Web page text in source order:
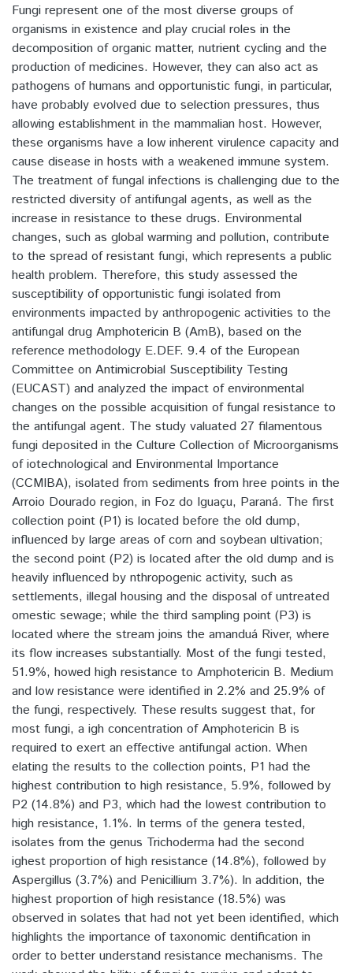
Fungi represent one of the most diverse groups of
organisms in existence and play crucial roles in the
decomposition of organic matter, nutrient cycling and the
production of medicines. However, they can also act as
pathogens of humans and opportunistic fungi, in particular,
have probably evolved due to selection pressures, thus
allowing establishment in the mammalian host. However,
these organisms have a low inherent virulence capacity and
cause disease in hosts with a weakened immune system.
The treatment of fungal infections is challenging due to the
restricted diversity of antifungal agents, as well as the
increase in resistance to these drugs. Environmental
changes, such as global warming and pollution, contribute
to the spread of resistant fungi, which represents a public
health problem. Therefore, this study assessed the
susceptibility of opportunistic fungi isolated from
environments impacted by anthropogenic activities to the
antifungal drug Amphotericin B (AmB), based on the
reference methodology E.DEF. 9.4 of the European
Committee on Antimicrobial Susceptibility Testing
(EUCAST) and analyzed the impact of environmental
changes on the possible acquisition of fungal resistance to
the antifungal agent. The study valuated 27 filamentous
fungi deposited in the Culture Collection of Microorganisms
of iotechnological and Environmental Importance
(CCMIBA), isolated from sediments from hree points in the
Arroio Dourado region, in Foz do Iguaçu, Paraná. The first
collection point (P1) is located before the old dump,
influenced by large areas of corn and soybean ultivation;
the second point (P2) is located after the old dump and is
heavily influenced by nthropogenic activity, such as
settlements, illegal housing and the disposal of untreated
omestic sewage; while the third sampling point (P3) is
located where the stream joins the amanduá River, where
its flow increases substantially. Most of the fungi tested,
51.9%, howed high resistance to Amphotericin B. Medium
and low resistance were identified in 2.2% and 25.9% of
the fungi, respectively. These results suggest that, for
most fungi, a igh concentration of Amphotericin B is
required to exert an effective antifungal action. When
elating the results to the collection points, P1 had the
highest contribution to high resistance, 5.9%, followed by
P2 (14.8%) and P3, which had the lowest contribution to
high resistance, 1.1%. In terms of the genera tested,
isolates from the genus Trichoderma had the second
ighest proportion of high resistance (14.8%), followed by
Aspergillus (3.7%) and Penicillium 3.7%). In addition, the
highest proportion of high resistance (18.5%) was
observed in solates that had not yet been identified, which
highlights the importance of taxonomic dentification in
order to better understand resistance mechanisms. The